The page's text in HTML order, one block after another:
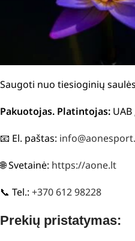
Saugoti nuo tiesioginių
Pakuotojas. Platintojas:
📧 El. paštas:
🌐 Svetainė: https://aone.lt
📞 Tel.: +370 612 98228
Prekių pristatymas: